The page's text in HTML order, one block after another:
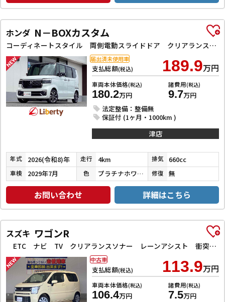
ホンダ N－BOXカスタム
コーディネートスタイル 両側電動スライドドア クリアランスソナー オートクルーズコントロール レーンアシスト オートライト スマートキー アイドリングストップ 電動格納ミラー ベンチシート CVT ESC
支払総額(税込) 189.9万円
車両本体価格(税込)
180.2万円
諸費用(税込)
9.7万円
法定整備：整備無
保証付 (1ヶ月・1000km )
届出済未使用車
津店
年式 2026(令和8)年 走行 4km 排気 660cc
車検 2029年7月 色 プラチナホワイトパール 修復 無
お問い合わせ 詳細はこちら
スズキ ワゴンR
ETC ナビ TV クリアランスソナー レーンアシスト 衝突被害軽減システム オートライト スマートキー アイドリングストップ 電動格納ミラー シートヒーター ベンチシート CVT ESC CD
支払総額(税込) 113.9万円
車両本体価格(税込)
106.4万円
諸費用(税込)
7.5万円
中古車